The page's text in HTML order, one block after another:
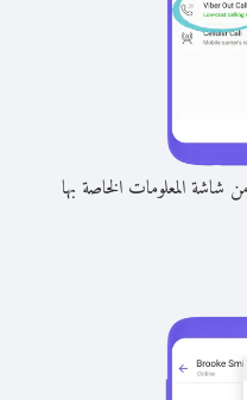
المعلومات الخاصة بها